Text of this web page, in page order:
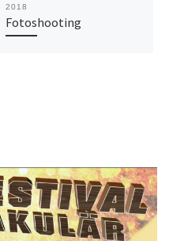
2018
Fotoshooting